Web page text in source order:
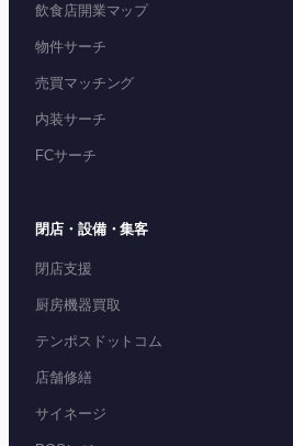
飲食店開業マップ
物件サーチ
売買マッチング
内装サーチ
FCサーチ
閉店・設備・集客
閉店支援
厨房機器買取
テンポスドットコム
店舗修繕
サイネージ